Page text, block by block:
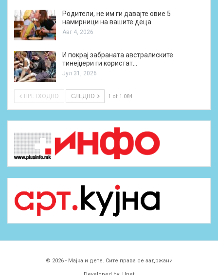
Родители, не им ги давајте овие 5
намирници на вашите деца
Авг 4, 2026
И покрај забраната австралиските
тинејџери ги користат…
Јул 31, 2026
ПРЕТХОДНО СЛЕДНО 1 of 1.084
© 2026 - Мајка и дете. Сите права се задржани